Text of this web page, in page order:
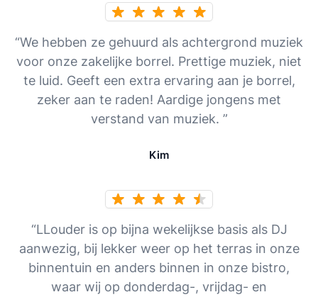
“We hebben ze gehuurd als achtergrond muziek
voor onze zakelijke borrel. Prettige muziek, niet
te luid. Geeft een extra ervaring aan je borrel,
zeker aan te raden! Aardige jongens met
verstand van muziek. ”
Kim
“LLouder is op bijna wekelijkse basis als DJ
aanwezig, bij lekker weer op het terras in onze
binnentuin en anders binnen in onze bistro,
waar wij op donderdag-, vrijdag- en